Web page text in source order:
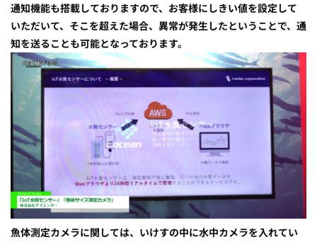
通知機能も搭載しておりますので、お客様にしきい値を設定して
いただいて、そこを超えた場合、異常が発生したということで、通
知を送ることも可能となっております。
魚体測定カメラに関しては、いけすの中に水中カメラを入れてい